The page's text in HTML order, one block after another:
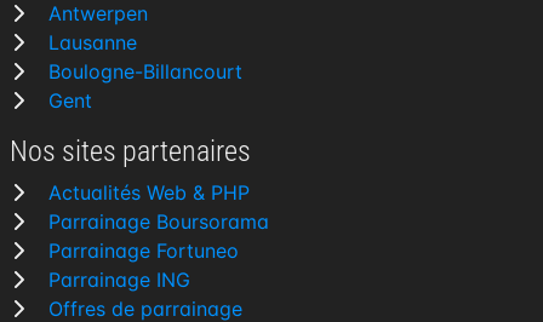
Antwerpen
Lausanne
Boulogne-Billancourt
Gent
Nos sites partenaires
Actualités Web & PHP
Parrainage Boursorama
Parrainage Fortuneo
Parrainage ING
Offres de parrainage